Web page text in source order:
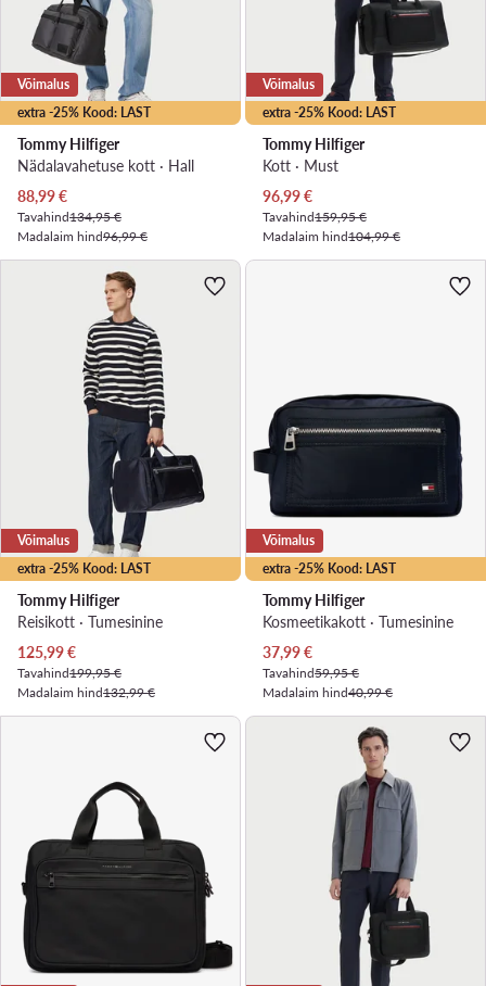
extra -25% Kood: LAST
Võimalus
Tommy Hilfiger
Nädalavahetuse kott · Hall
Praegune hind
88,99€
Tavahind134,95 €
Madalaim hind96,99 €
extra -25% Kood: LAST
Võimalus
Tommy Hilfiger
Kott · Must
Praegune hind
96,99€
Tavahind159,95 €
Madalaim hind104,99 €
extra -25% Kood: LAST
Võimalus
Tommy Hilfiger
Reisikott · Tumesinine
Praegune hind
125,99€
Tavahind199,95 €
Madalaim hind132,99 €
extra -25% Kood: LAST
Võimalus
Tommy Hilfiger
Kosmeetikakott · Tumesinine
Praegune hind
37,99€
Tavahind59,95 €
Madalaim hind40,99 €